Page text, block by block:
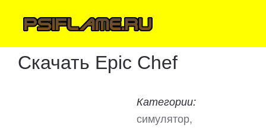
Скачать Epic Chef
Категории:
симулятор,